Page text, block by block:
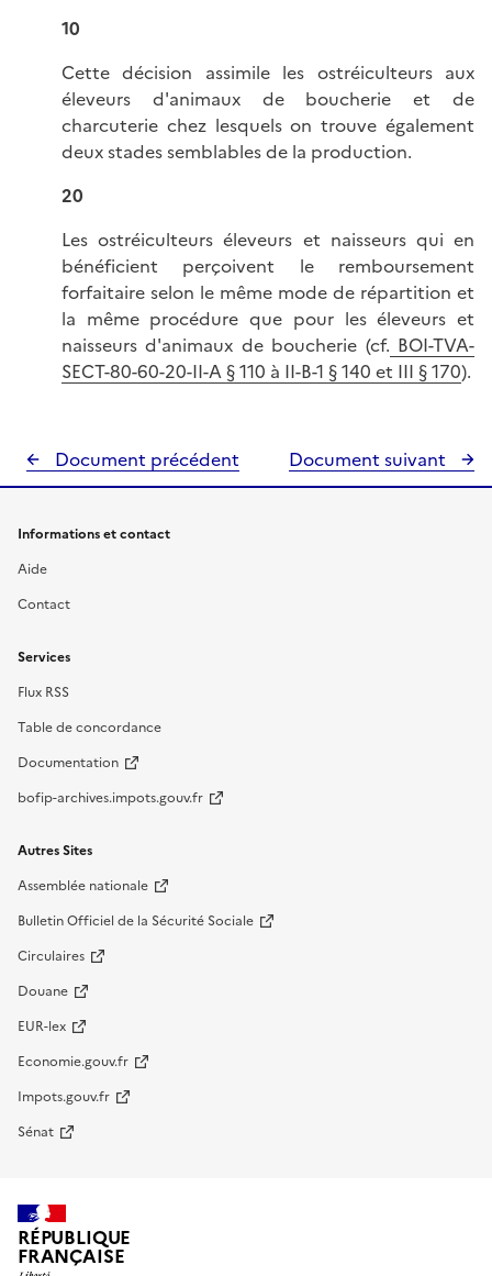
10
Cette décision assimile les ostréiculteurs aux
éleveurs d'animaux de boucherie et de
charcuterie chez lesquels on trouve également
deux stades semblables de la production.
20
Les ostréiculteurs éleveurs et naisseurs qui en
bénéficient perçoivent le remboursement
forfaitaire selon le même mode de répartition et
la même procédure que pour les éleveurs et
naisseurs d'animaux de boucherie (cf. BOI-TVA-
SECT-80-60-20-II-A§ 110 à II-B-1 § 140 et III § 170).
Document précédent Document suivant
Informations et contact
Aide
Contact
Services
Flux RSS
Table de concordance
Documentation
bofip-archives.impots.gouv.fr
Autres Sites
Assemblée nationale
Bulletin Officiel de la Sécurité Sociale
Circulaires
Douane
EUR-lex
Economie.gouv.fr
Impots.gouv.fr
Sénat
RÉPUBLIQUE
FRANÇAISE